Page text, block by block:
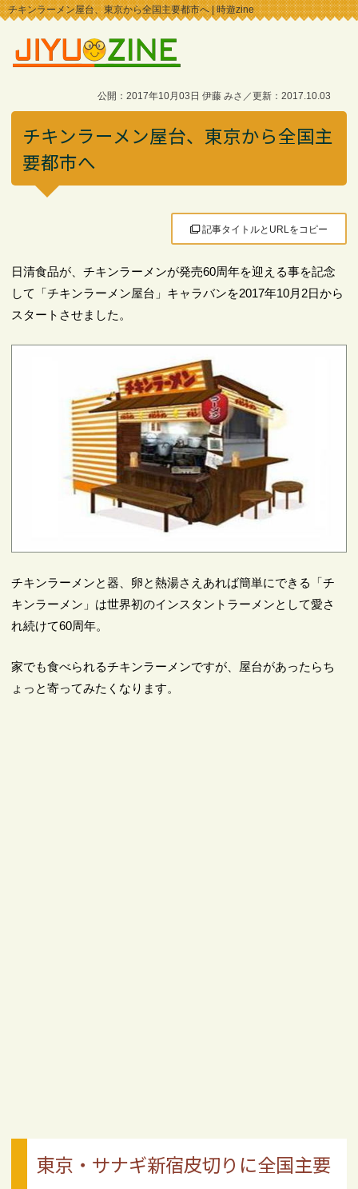
チキンラーメン屋台、東京から全国主要都市へ | 時遊zine
公開：2017年10月03日 伊藤 みさ／更新：2017.10.03
チキンラーメン屋台、東京から全国主
要都市へ
記事タイトルとURLをコピー
日清食品が、チキンラーメンが発売60周年を迎える事を記念
して「チキンラーメン屋台」キャラバンを2017年10月2日から
スタートさせました。
チキンラーメンと器、卵と熱湯さえあれば簡単にできる「チ
キンラーメン」は世界初のインスタントラーメンとして愛さ
れ続けて60周年。
家でも食べられるチキンラーメンですが、屋台があったらち
ょっと寄ってみたくなります。
東京・サナギ新宿皮切りに全国主要